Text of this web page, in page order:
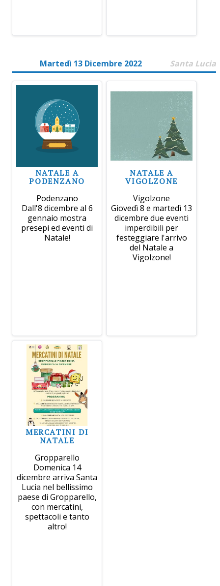
Martedì 13 Dicembre 2022 Santa Lucia
NATALE A
PODENZANO
Podenzano
Dall'8 dicembre al 6
gennaio mostra
presepi ed eventi di
Natale!
NATALE A
VIGOLZONE
Vigolzone
Giovedì 8 e martedì 13
dicembre due eventi
imperdibili per
festeggiare l'arrivo
del Natale a
Vigolzone!
MERCATINI DI
NATALE
Gropparello
Domenica 14
dicembre arriva Santa
Lucia nel bellissimo
paese di Gropparello,
con mercatini,
spettacoli e tanto
altro!